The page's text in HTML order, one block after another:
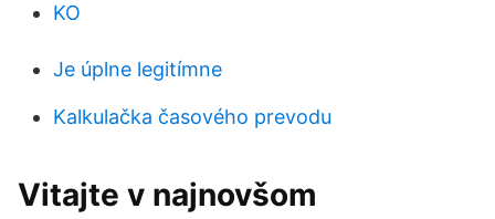
KO
Je úplne legitímne
Kalkulačka časového prevodu
Vitajte v najnovšom